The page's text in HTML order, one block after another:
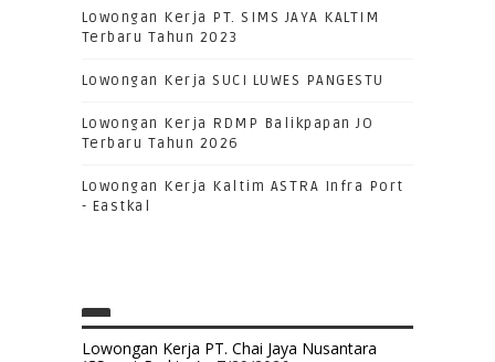
Lowongan Kerja PT. SIMS JAYA KALTIM
Terbaru Tahun 2023
Lowongan Kerja SUCI LUWES PANGESTU
Lowongan Kerja RDMP Balikpapan JO
Terbaru Tahun 2026
Lowongan Kerja Kaltim ASTRA Infra Port
- Eastkal
Lowongan Kerja PT. Chai Jaya Nusantara